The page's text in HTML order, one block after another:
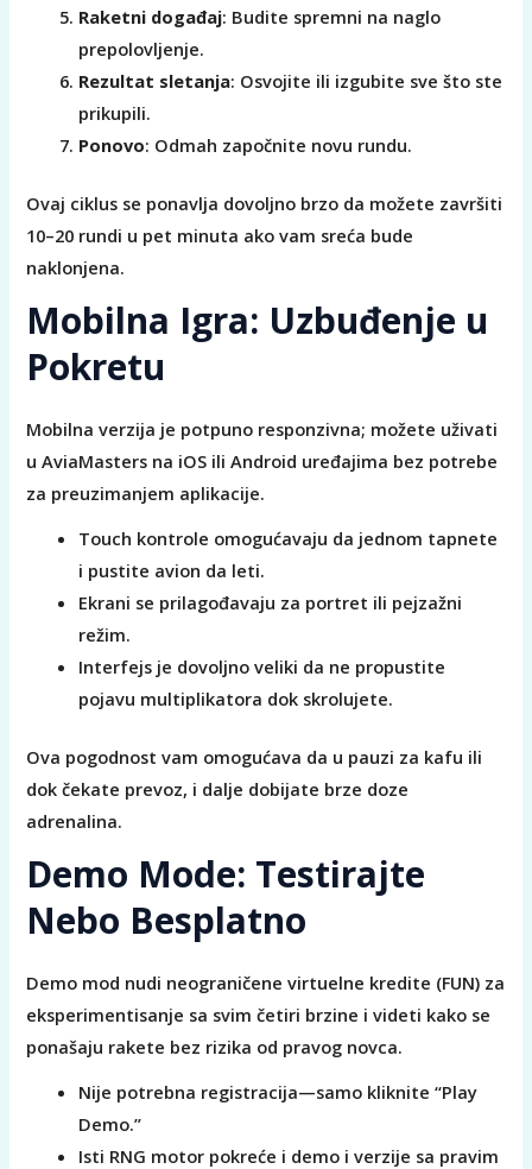
Raketni događaj: Budite spremni na naglo
prepolovljenje.
Rezultat sletanja: Osvojite ili izgubite sve što ste
prikupili.
Ponovo: Odmah započnite novu rundu.
Ovaj ciklus se ponavlja dovoljno brzo da možete završiti
10–20 rundi u pet minuta ako vam sreća bude
naklonjena.
Mobilna Igra: Uzbuđenje u
Pokretu
Mobilna verzija je potpuno responzivna; možete uživati
u AviaMasters na iOS ili Android uređajima bez potrebe
za preuzimanjem aplikacije.
Touch kontrole omogućavaju da jednom tapnete
i pustite avion da leti.
Ekrani se prilagođavaju za portret ili pejzažni
režim.
Interfejs je dovoljno veliki da ne propustite
pojavu multiplikatora dok skrolujete.
Ova pogodnost vam omogućava da u pauzi za kafu ili
dok čekate prevoz, i dalje dobijate brze doze
adrenalina.
Demo Mode: Testirajte
Nebo Besplatno
Demo mod nudi neograničene virtuelne kredite (FUN) za
eksperimentisanje sa svim četiri brzine i videti kako se
ponašaju rakete bez rizika od pravog novca.
Nije potrebna registracija—samo kliknite “Play
Demo.”
Isti RNG motor pokreće i demo i verzije sa pravim